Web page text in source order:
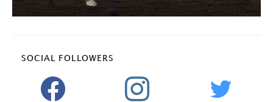
SOCIAL FOLLOWERS